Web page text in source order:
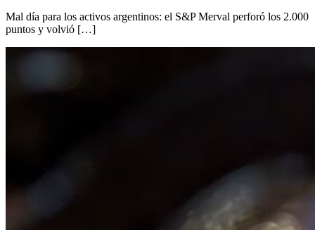
Mal día para los activos argentinos: el S&P Merval perforó los 2.000
puntos y volvió […]